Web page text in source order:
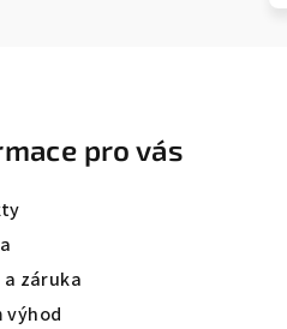
pro vás
záruka
výhod